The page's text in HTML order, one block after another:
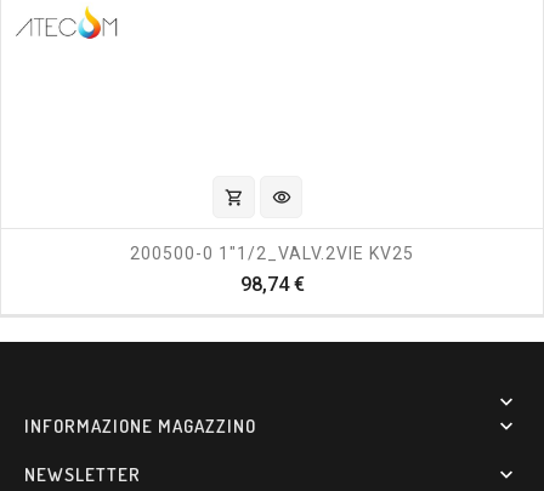
shopping_cart visibility
200500-0 1"1/2_VALV.2VIE KV25
98,74 €Prezzo

INFORMAZIONE MAGAZZINO 
NEWSLETTER 